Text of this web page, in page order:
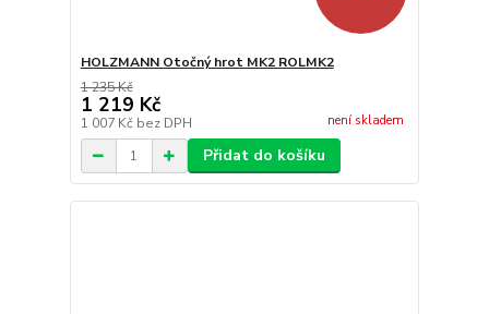
HOLZMANN Otočný hrot MK2 ROLMK2
1 235 Kč
1 219 Kč
1 007 Kč bez DPH není skladem
Přidat do košíku